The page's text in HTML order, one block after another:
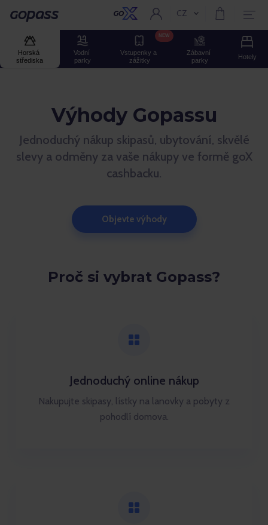
GOPASS Aktuální jazyk:
CZ
Horská
střediska
Vodní
parky
Vstupenky a
zážitky
NEW
Zábavní
parky
Hotely
Výhody Gopassu
Jednoduchý nákup skipasů, ubytování, skvělé
slevy a odměny za vaše nákupy ve formě goX
cashbacku.
Objevte výhody
Proč si vybrat Gopass?
Jednoduchý online nákup
Nakupujte skipasy, lístky na lanovky a pobyty z
pohodlí domova.